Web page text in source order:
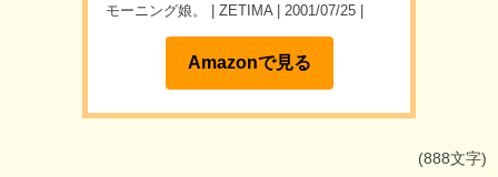
モーニング娘。 ZETIMA 2001/07/25
Amazonで見る
(888文字)